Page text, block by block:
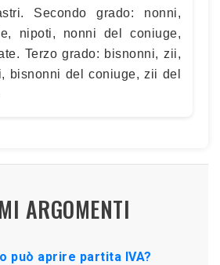
Secondo grado: nonni,
nipoti, nonni del coniuge,
Terzo grado: bisnonni, zii,
bisnonni del coniuge, zii del
ARGOMENTI
può aprire partita IVA?